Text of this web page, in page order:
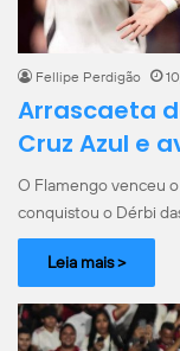
Fellipe Perdigão
Arrascaeta
Cruz Azul e
O Flamengo venceu o
conquistou o Dérbi
Leia mais >